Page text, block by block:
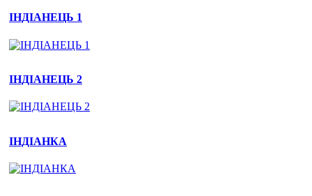
2. Святкові костюми для хлопців
Святкові костюми для хлопців
ІНДІАНЕЦЬ 1
ІНДІАНЕЦЬ 2
ІНДІАНКА